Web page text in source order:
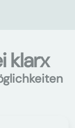
klarx